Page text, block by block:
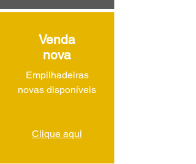
Venda
nova
Empilhadeiras
novas disponíveis
Clique aqui